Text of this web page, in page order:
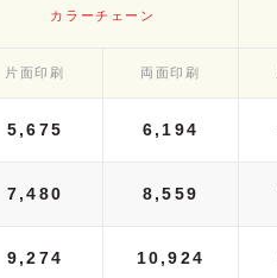
カラーチェーン
片面印刷 両面印刷
5,675 6,194
7,480 8,559
9,274 10,924